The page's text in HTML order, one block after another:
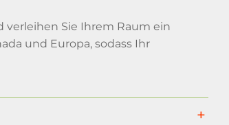
verleihen Sie Ihrem Raum ein
und Europa, sodass Ihr